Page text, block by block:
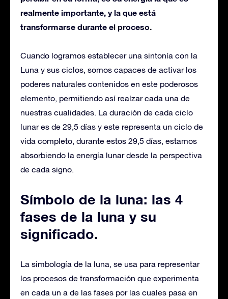
realmente importante, y la que está
transformarse durante el proceso.
Cuando logramos establecer una sintonía con la
Luna y sus ciclos, somos capaces de activar los
poderes naturales contenidos en este poderosos
elemento, permitiendo así realzar cada una de
nuestras cualidades. La duración de cada ciclo
lunar es de 29,5 días y este representa un ciclo de
vida completo, durante estos 29,5 días, estamos
absorbiendo la energía lunar desde la perspectiva
de cada signo.
Símbolo de la luna: las 4
fases de la luna y su
significado.
La simbología de la luna, se usa para representar
los procesos de transformación que experimenta
en cada un a de las fases por las cuales pasa en